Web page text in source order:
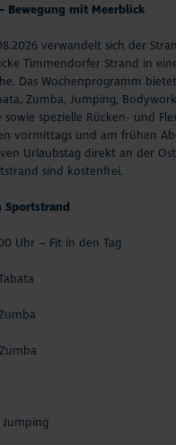
Bewegung mit Meerblick
verwandelt sich der
Timmendorfer Strand in
Das Wochenprogramm
Zumba, Jumping,
spezielle Rücken- und
vormittags und am frühen
Urlaubstag direkt an der
sind kostenfrei.
Sportstrand
Uhr – Fit in den Tag
Jumping